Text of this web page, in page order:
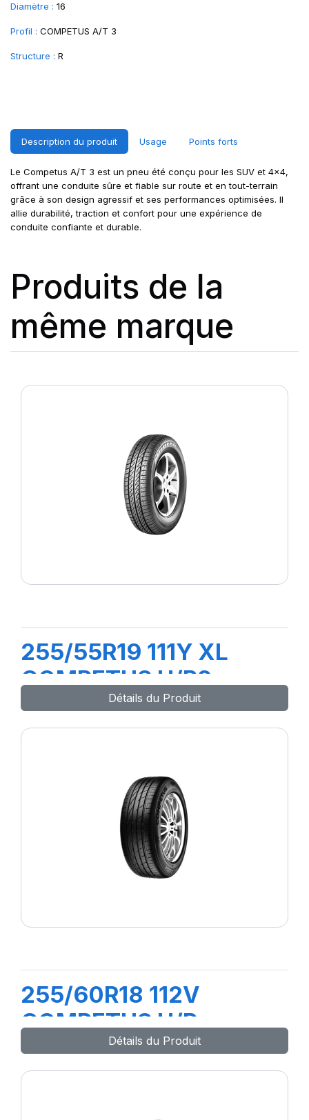
Diamètre : 16
Profil : COMPETUS A/T 3
Structure : R
Description du produit Usage Points forts
Le Competus A/T 3 est un pneu été conçu pour les SUV et 4x4,
offrant une conduite sûre et fiable sur route et en tout-terrain
grâce à son design agressif et ses performances optimisées. Il
allie durabilité, traction et confort pour une expérience de
conduite confiante et durable.
Produits de la
même marque
255/55R19 111Y XL
COMPETUS H/P2
Détails du Produit
255/60R18 112V
COMPETUS H/P
Détails du Produit